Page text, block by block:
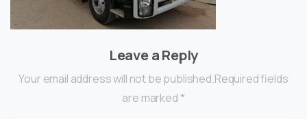
Leave a Reply
Your email address will not be published.Required fields
are marked *